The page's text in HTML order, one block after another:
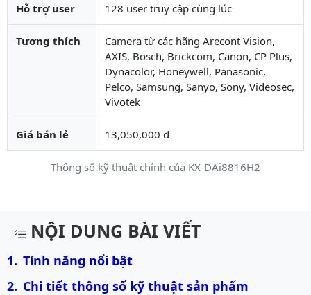
Thông số kỹ thuật chính của KX-DAi8816H2
Hỗ trợ user 128 user truy cập cùng lúc
Tương thích
Camera từ các hãng Arecont Vision,
AXIS, Bosch, Brickcom, Canon, CP Plus,
Dynacolor, Honeywell, Panasonic,
Pelco, Samsung, Sanyo, Sony, Videosec,
Vivotek
Giá bán lẻ 13,050,000 đ
Mô tả chi tiết sản phẩm
NỘI DUNG BÀI VIẾT
Tính năng nổi bật
Chi tiết thông số kỹ thuật sản phẩm